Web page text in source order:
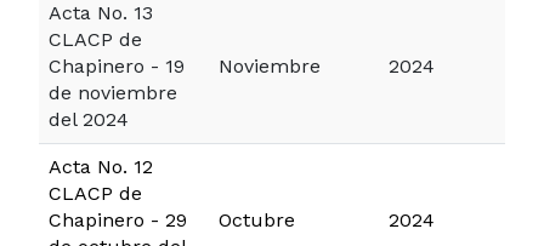
Acta No. 13
CLACP de
Chapinero - 19
de noviembre
del 2024
Noviembre 2024
Acta No. 12
CLACP de
Chapinero - 29
Octubre 2024